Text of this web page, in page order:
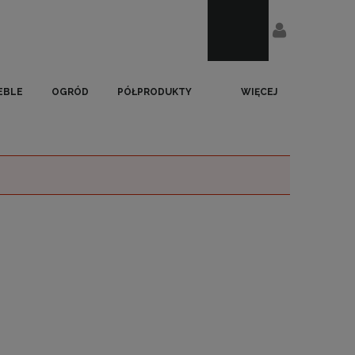
OGRÓD PÓŁPRODUKTY WIĘCEJ